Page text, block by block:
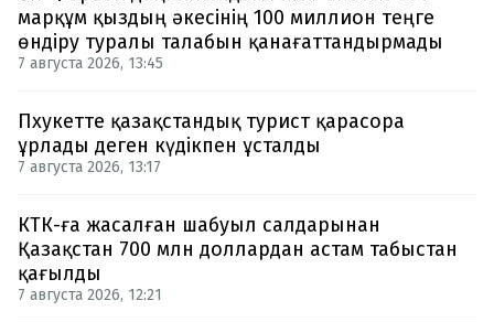
марқұм қыздың әкесінің 100 миллион теңге
өндіру туралы талабын қанағаттандырмады
7 августа 2026, 13:45
Пхукетте қазақстандық турист қарасора
ұрлады деген күдікпен ұсталды
7 августа 2026, 13:17
КТК-ға жасалған шабуыл салдарынан
Қазақстан 700 млн доллардан астам табыстан
қағылды
7 августа 2026, 12:21